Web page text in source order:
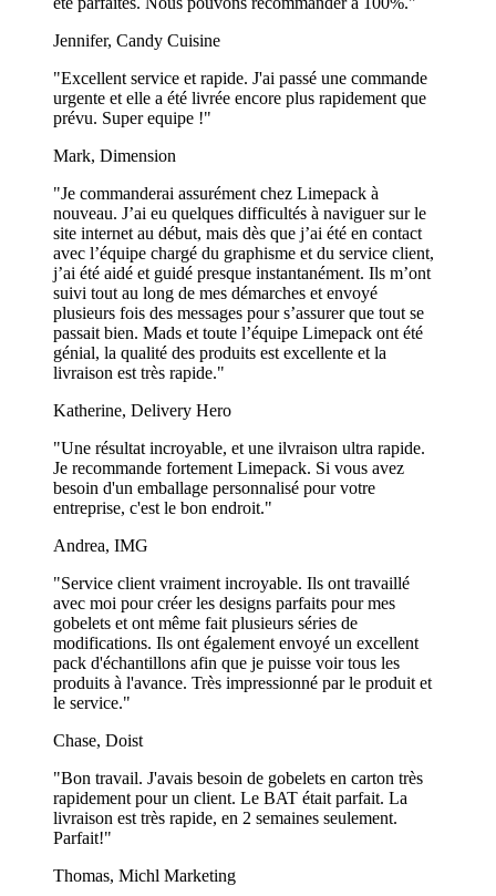
Jennifer, Candy Cuisine
"Excellent service et rapide. J'ai passé une commande
urgente et elle a été livrée encore plus rapidement que
prévu. Super equipe !"
Mark, Dimension
"Je commanderai assurément chez Limepack à
nouveau. J’ai eu quelques difficultés à naviguer sur le
site internet au début, mais dès que j’ai été en contact
avec l’équipe chargé du graphisme et du service client,
j’ai été aidé et guidé presque instantanément. Ils m’ont
suivi tout au long de mes démarches et envoyé
plusieurs fois des messages pour s’assurer que tout se
passait bien. Mads et toute l’équipe Limepack ont été
génial, la qualité des produits est excellente et la
livraison est très rapide."
Katherine, Delivery Hero
"Une résultat incroyable, et une ilvraison ultra rapide.
Je recommande fortement Limepack. Si vous avez
besoin d'un emballage personnalisé pour votre
entreprise, c'est le bon endroit."
Andrea, IMG
"Service client vraiment incroyable. Ils ont travaillé
avec moi pour créer les designs parfaits pour mes
gobelets et ont même fait plusieurs séries de
modifications. Ils ont également envoyé un excellent
pack d'échantillons afin que je puisse voir tous les
produits à l'avance. Très impressionné par le produit et
le service."
Chase, Doist
"Bon travail. J'avais besoin de gobelets en carton très
rapidement pour un client. Le BAT était parfait. La
livraison est très rapide, en 2 semaines seulement.
Parfait!"
Thomas, Michl Marketing